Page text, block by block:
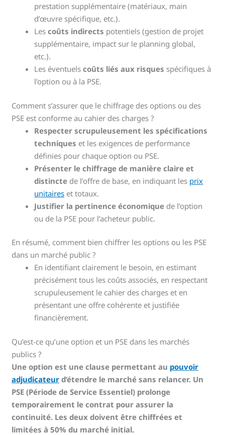
prestation supplémentaire (matériaux, main
d’œuvre spécifique, etc.).
Lescoûts indirects potentiels (gestion de projet
supplémentaire, impact sur le planning global,
etc.).
Les éventuelscoûts liés aux risques spécifiques à
l’option ou à la PSE.
Comment s’assurer que le chiffrage des options ou des
PSE est conforme au cahier des charges ?
Respecter scrupuleusement les spécifications
techniques et les exigences de performance
définies pour chaque option ou PSE.
Présenter le chiffrage de manière claire et
distincte de l’offre de base, en indiquant les prix
unitaires et totaux.
Justifier la pertinence économique de l’option
ou de la PSE pour l’acheteur public.
En résumé, comment bien chiffrer les options ou les PSE
dans un marché public ?
En identifiant clairement le besoin, en estimant
précisément tous les coûts associés, en respectant
scrupuleusement le cahier des charges et en
présentant une offre cohérente et justifiée
financièrement.
Qu’est-ce qu’une option et un PSE dans les marchés
publics ?
Une option est une clause permettant au pouvoir
adjudicateur d’étendre le marché sans relancer. Un
PSE (Période de Service Essentiel) prolonge
temporairement le contrat pour assurer la
continuité. Les deux doivent être chiffrées et
limitées à 50% du marché initial.